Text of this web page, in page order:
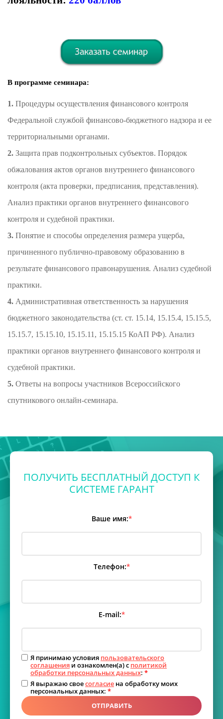
В программе семинара:
1. Процедуры осуществления финансового контроля
Федеральной службой финансово-бюджетного надзора и ее
территориальными органами.
2. Защита прав подконтрольных субъектов. Порядок
обжалования актов органов внутреннего финансового
контроля (акта проверки, предписания, представления).
Анализ практики органов внутреннего финансового
контроля и судебной практики.
3. Понятие и способы определения размера ущерба,
причиненного публично-правовому образованию в
результате финансового правонарушения. Анализ судебной
практики.
4. Административная ответственность за нарушения
бюджетного законодательства (ст. ст. 15.14, 15.15.4, 15.15.5,
15.15.7, 15.15.10, 15.15.11, 15.15.15 КоАП РФ). Анализ
практики органов внутреннего финансового контроля и
судебной практики.
5. Ответы на вопросы участников Всероссийского
спутникового онлайн-семинара.
ПОЛУЧИТЬ БЕСПЛАТНЫЙ ДОСТУП К
СИСТЕМЕ ГАРАНТ
Ваше имя:*
Телефон:*
E-mail:*
Я принимаю условия пользовательского
соглашения и ознакомлен(а) с политикой
обработки персональных данных: *
Я выражаю своесогласие на обработку моих
персональных данных: *
ОТПРАВИТЬ